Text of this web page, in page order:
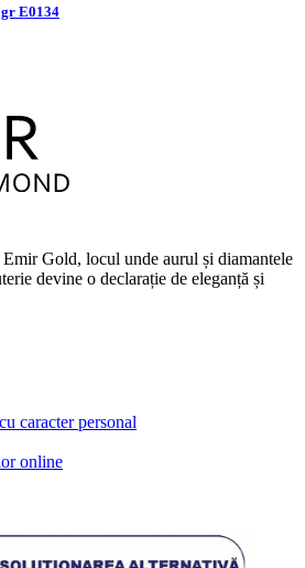
E0134
Gold, locul unde aurul și diamantele
devine o declarație de eleganță și
caracter personal
online